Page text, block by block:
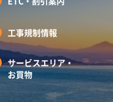
工事規制情報
サービスエリア・
お買物